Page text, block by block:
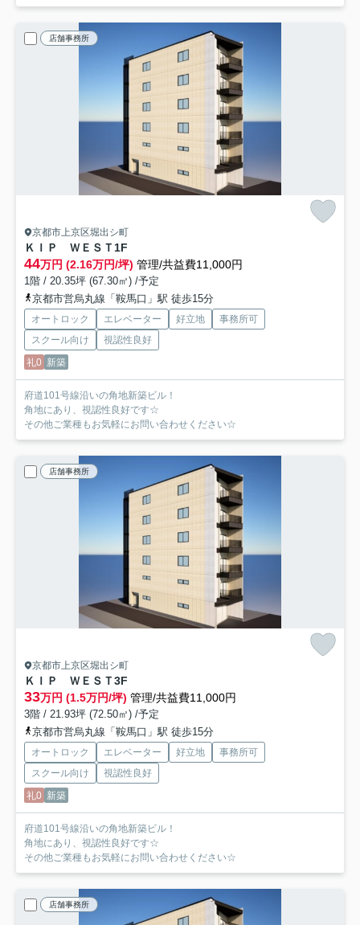
店舗事務所
京都市上京区堀出シ町
ＫＩＰ ＷＥＳＴ 1F
44万円 (2.16万円/坪) 管理/共益費11,000円
1階 / 20.35坪 (67.30㎡) /予定
京都市営烏丸線「鞍馬口」駅 徒歩15分
オートロック エレベーター 好立地
事務所可
スクール向け
視認性良好
礼0 新築
府道101号線沿いの角地新築ビル！
角地にあり、視認性良好です☆
その他ご業種もお気軽にお問い合わせください☆
店舗事務所
京都市上京区堀出シ町
ＫＩＰ ＷＥＳＴ3F
33万円 (1.5万円/坪) 管理/共益費11,000円
3階 / 21.93坪 (72.50㎡) /予定
京都市営烏丸線「鞍馬口」駅 徒歩15分
オートロック エレベーター 好立地
事務所可
スクール向け
視認性良好
礼0 新築
府道101号線沿いの角地新築ビル！
角地にあり、視認性良好です☆
その他ご業種もお気軽にお問い合わせください☆
店舗事務所